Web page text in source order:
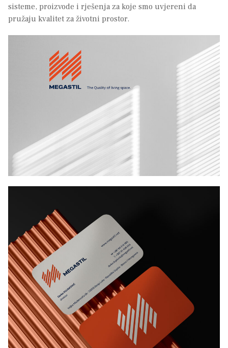
sisteme, proizvode i rješenja za koje smo uvjereni da
pružaju kvalitet za životni prostor.